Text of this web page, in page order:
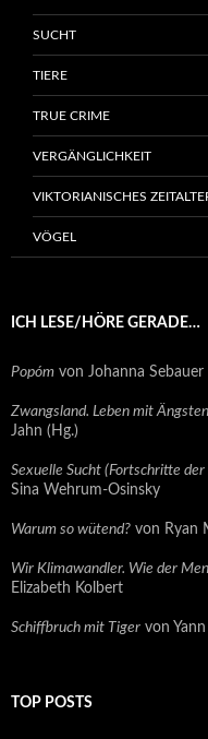
SUCHT
TIERE
TRUE CRIME
VERGÄNGLICHKEIT
VIKTORIANISCHES
VÖGEL
ICH LESE/HÖRE GERADE…
Popóm von Johanna Sebauer
Zwangsland. Leben mit
Jahn (Hg.)
Sexuelle Sucht (Fortschritte
Sina Wehrum-Osinsky
Warum so wütend? von Ryan
Wir Klimawandler. Wie der
Elizabeth Kolbert
Schiffbruch mit Tiger von
TOP POSTS